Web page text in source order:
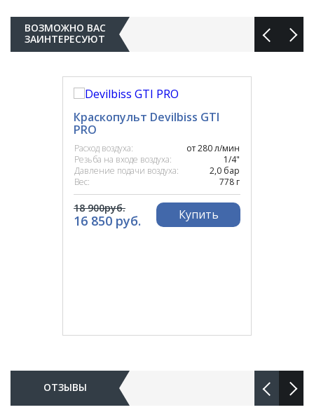
ВОЗМОЖНО ВАС
ЗАИНТЕРЕСУЮТ
Краскопульт Devilbiss GTI
PRO
Расход воздуха:
от 280 л/мин
Резьба на входе воздуха:
1/4"
Давление подачи воздуха:
2,0 бар
Вес:
778 г
18 900руб.
16 850 руб. Купить
ОТЗЫВЫ